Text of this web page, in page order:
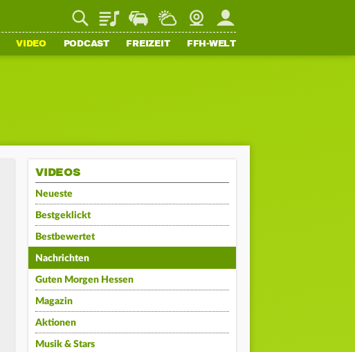
PlaylistStaupilotWetterWebcamMein FFH
VIDEO PODCAST FREIZEIT FFH-WELT
VIDEOS
Neueste
Bestgeklickt
Bestbewertet
Nachrichten
Guten Morgen Hessen
Magazin
Aktionen
Musik & Stars